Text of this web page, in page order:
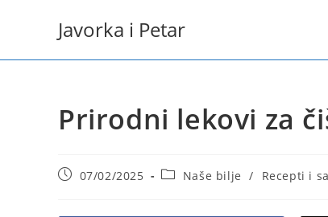
Javorka i Petar
Prirodni lekovi za
Post07/02/2025
PostNaše bilje / Recepti i